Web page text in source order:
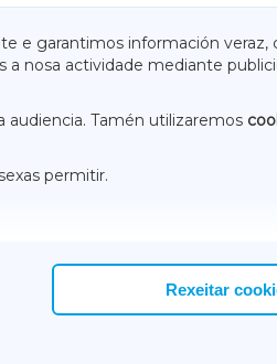
e garantimos información veraz,
a nosa actividade mediante
audiencia. Tamén utilizaremos
permitir.
Rexeitar